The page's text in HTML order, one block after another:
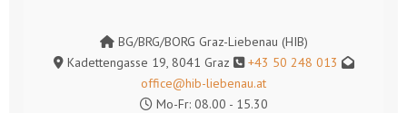
BG/BRG/BORG Graz-Liebenau (HIB)
Kadettengasse 19, 8041 Graz
+43 50 248 013
office@hib-liebenau.at
Mo-Fr: 08.00 - 15.30